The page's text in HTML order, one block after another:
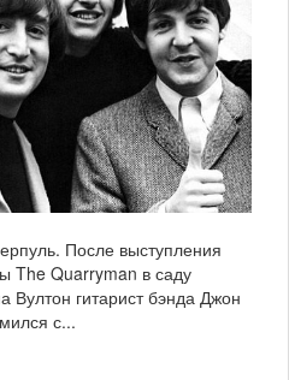
После выступления
The Quarryman в саду
Вултон гитарист бэнда Джон
с...